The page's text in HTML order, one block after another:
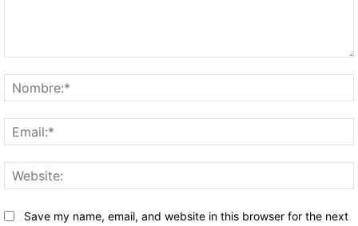
Save my name, email, and website in this browser for the next